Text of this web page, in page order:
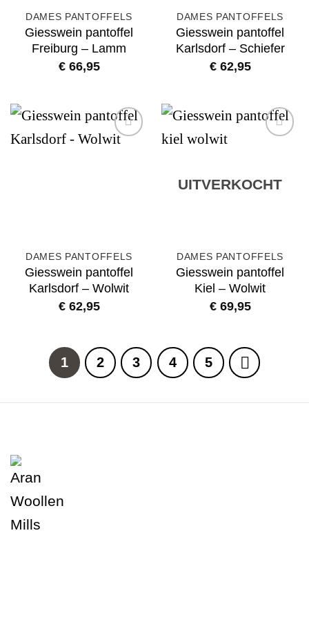
DAMES PANTOFFELS
Giesswein pantoffel
Freiburg – Lamm
€66,95
DAMES PANTOFFELS
Giesswein pantoffel
Karlsdorf – Schiefer
€62,95
DAMES PANTOFFELS
Giesswein pantoffel
Karlsdorf – Wolwit
€62,95
UITVERKOCHT
DAMES PANTOFFELS
Giesswein pantoffel
Kiel – Wolwit
€69,95
1 2 3 4 5